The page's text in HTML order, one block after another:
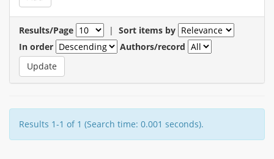
Results/Page | Sort items by
In order
Authors/record
Results 1-1 of 1 (Search time: 0.001 seconds).